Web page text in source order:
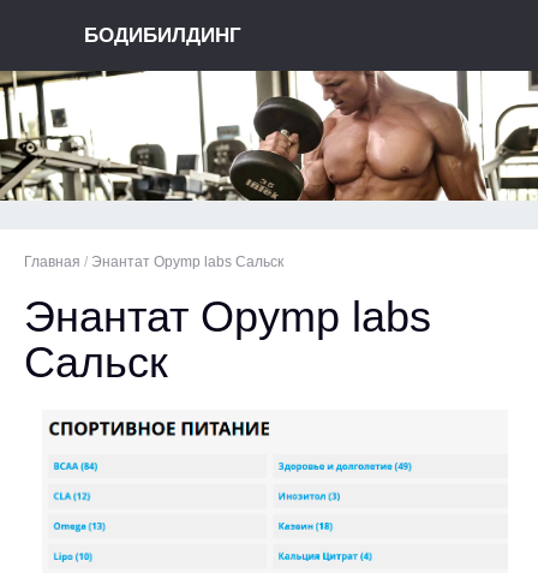
БОДИБИЛДИНГ
Главная / Энантат Opymp labs Сальск
Энантат Opymp labs
Сальск